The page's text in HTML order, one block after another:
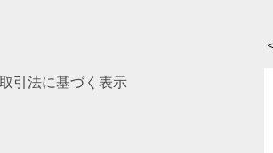
引法に基づく表示